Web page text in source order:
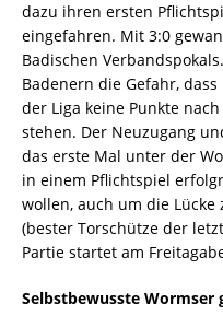
dazu ihren ersten
eingefahren. Mit 3:0
Badischen
Badenern die Gefahr,
der Liga keine Punkte
stehen. Der Neuzugang
das erste Mal unter der
in einem Pflichtspiel
wollen, auch um die
(bester Torschütze der
Partie startet am
Selbstbewusste Wormser